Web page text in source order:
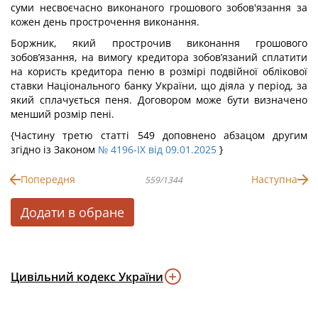
суми несвоєчасно виконаного грошового зобов'язання за
кожен день прострочення виконання.
Боржник, який прострочив виконання грошового
зобов’язання, на вимогу кредитора зобов’язаний сплатити
на користь кредитора пеню в розмірі подвійної облікової
ставки Національного банку України, що діяла у період, за
який сплачується пеня. Договором може бути визначено
менший розмір пені.
{Частину третю статті 549 доповнено абзацом другим
згідно із Законом № 4196-IX від 09.01.2025 }
Попередня 559/1344 Наступна
Додати в обране
Цивільний кодекс України